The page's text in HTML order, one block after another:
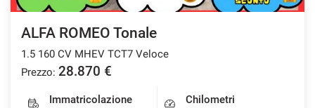
ALFA ROMEO Tonale
1.5 160 CV MHEV TCT7 Veloce
Prezzo: 28.870 €
Immatricolazione
Chilometri
tue
in
momento.